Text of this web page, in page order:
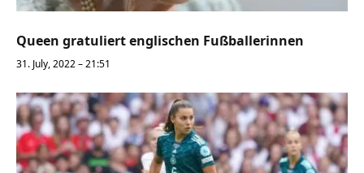
Queen gratuliert englischen Fußballerinnen
31. July, 2022 – 21:51